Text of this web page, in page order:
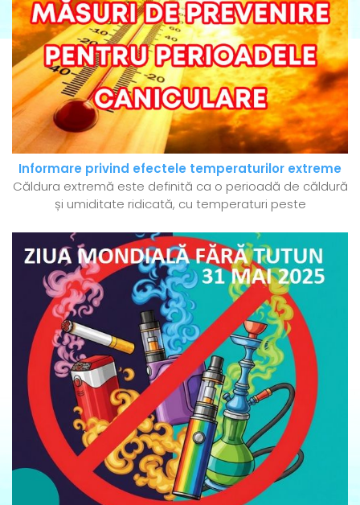
Informare privind efectele temperaturilor extreme
Căldura extremă este definită ca o perioadă de căldură
și umiditate ridicată, cu temperaturi peste